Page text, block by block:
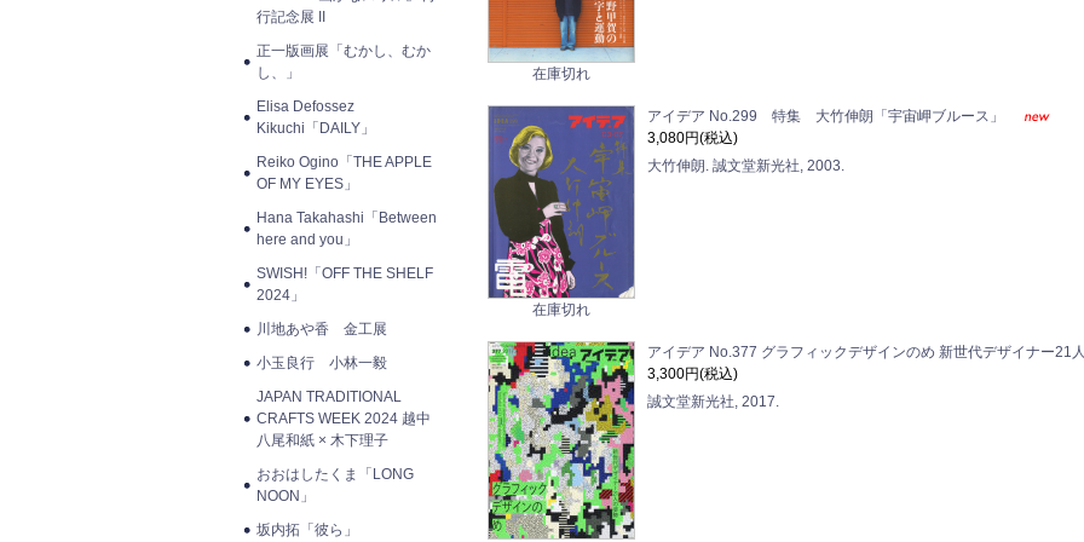
行記念展 II
正一版画展「むかし、むか
し、」
Elisa Defossez
Kikuchi「DAILY」
Reiko Ogino「THE APPLE
OF MY EYES」
Hana Takahashi「Between
here and you」
SWISH!「OFF THE SHELF
2024」
川地あや香 金工展
小玉良行 小林一毅
JAPAN TRADITIONAL
CRAFTS WEEK 2024 越中
八尾和紙 × 木下理子
おおはしたくま「LONG
NOON」
坂内拓「彼ら」
在庫切れ
在庫切れ
アイデア No.299 特集 大竹伸朗「宇宙岬ブルース」
3,080円(税込)
大竹伸朗. 誠文堂新光社, 2003.
アイデア No.377 グラフィックデザインのめ 新世代デザイナー21
3,300円(税込)
誠文堂新光社, 2017.